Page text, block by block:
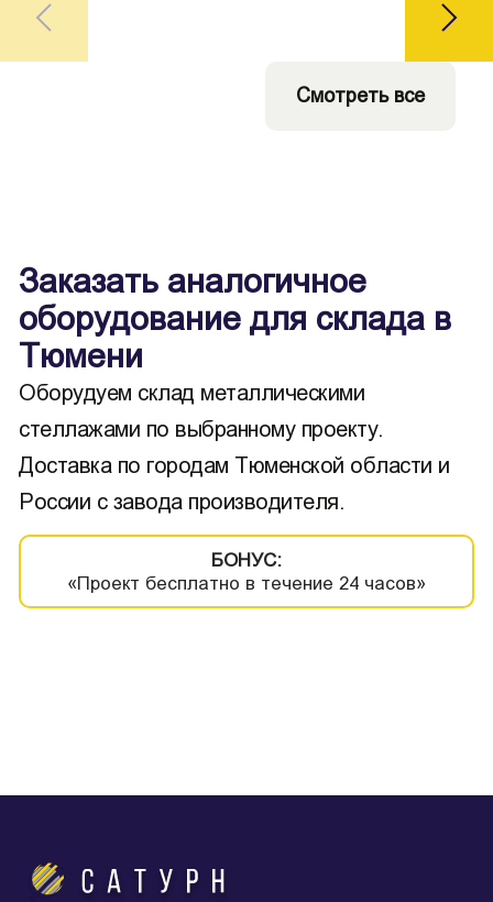
Смотреть все
Заказать аналогичное
оборудование для склада в
Тюмени
Оборудуем склад металлическими
стеллажами по выбранному проекту.
Доставка по городам Тюменской области и
России с завода производителя.
БОНУС:
«Проект бесплатно в течение 24 часов»